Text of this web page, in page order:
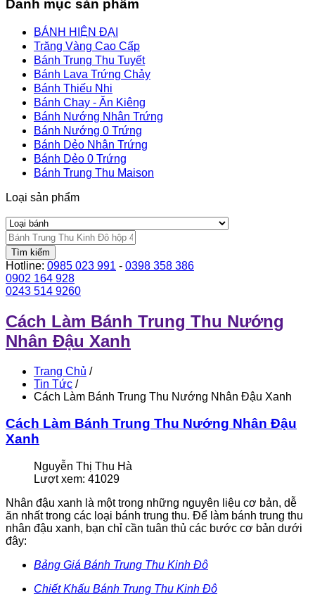
Danh mục sản phẩm
BÁNH HIỆN ĐẠI
Trăng Vàng Cao Cấp
Bánh Trung Thu Tuyết
Bánh Lava Trứng Chảy
Bánh Thiếu Nhi
Bánh Chay - Ăn Kiêng
Bánh Nướng Nhân Trứng
Bánh Nướng 0 Trứng
Bánh Dẻo Nhân Trứng
Bánh Dẻo 0 Trứng
Bánh Trung Thu Maison
Loại sản phẩm
Tìm kiếm
Hotline: 0985 023 991 - 0398 358 386
0902 164 928
0243 514 9260
Cách Làm Bánh Trung Thu Nướng
Nhân Đậu Xanh
Trang Chủ /
Tin Tức /
Cách Làm Bánh Trung Thu Nướng Nhân Đậu Xanh
Cách Làm Bánh Trung Thu Nướng Nhân Đậu
Xanh
Nguyễn Thị Thu Hà
Lượt xem: 41029
Nhân đậu xanh là một trong những nguyên liệu cơ bản, dễ
ăn nhất trong các loại bánh trung thu. Để làm bánh trung thu
nhân đậu xanh, bạn chỉ cần tuân thủ các bước cơ bản dưới
đây:
Bảng Giá Bánh Trung Thu Kinh Đô
Chiết Khấu Bánh Trung Thu Kinh Đô